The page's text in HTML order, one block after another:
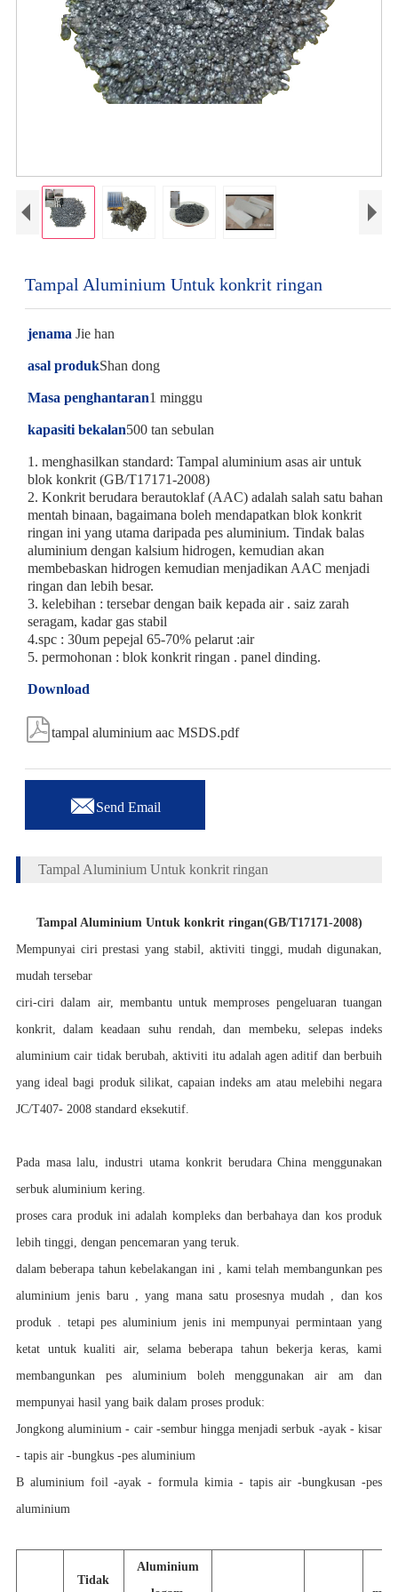
Tampal Aluminium Untuk konkrit ringan
jenama Jie han
asal produkShan dong
Masa penghantaran1 minggu
kapasiti bekalan500 tan sebulan
1. menghasilkan standard: Tampal aluminium asas air untuk
blok konkrit (GB/T17171-2008)
2. Konkrit berudara berautoklaf (AAC) adalah salah satu bahan
mentah binaan, bagaimana boleh mendapatkan blok konkrit
ringan ini yang utama daripada pes aluminium. Tindak balas
aluminium dengan kalsium hidrogen, kemudian akan
membebaskan hidrogen kemudian menjadikan AAC menjadi
ringan dan lebih besar.
3. kelebihan : tersebar dengan baik kepada air . saiz zarah
seragam, kadar gas stabil
4.spc : 30um pepejal 65-70% pelarut :air
5. permohonan : blok konkrit ringan . panel dinding.
Download
tampal aluminium aac MSDS.pdf
Send Email
Tampal Aluminium Untuk konkrit ringan
Tampal Aluminium Untuk konkrit ringan(GB/T17171-2008)
Mempunyai ciri prestasi yang stabil, aktiviti tinggi, mudah digunakan,
mudah tersebar
ciri-ciri dalam air, membantu untuk memproses pengeluaran tuangan
konkrit, dalam keadaan suhu rendah, dan membeku, selepas indeks
aluminium cair tidak berubah, aktiviti itu adalah agen aditif dan berbuih
yang ideal bagi produk silikat, capaian indeks am atau melebihi negara
JC/T407- 2008 standard eksekutif.
Pada masa lalu, industri utama konkrit berudara China menggunakan
serbuk aluminium kering.
proses cara produk ini adalah kompleks dan berbahaya dan kos produk
lebih tinggi, dengan pencemaran yang teruk.
dalam beberapa tahun kebelakangan ini , kami telah membangunkan pes
aluminium jenis baru , yang mana satu prosesnya mudah , dan kos
produk . tetapi pes aluminium jenis ini mempunyai permintaan yang
ketat untuk kualiti air, selama beberapa tahun bekerja keras, kami
membangunkan pes aluminium boleh menggunakan air am dan
mempunyai hasil yang baik dalam proses produk:
Jongkong aluminium - cair -sembur hingga menjadi serbuk -ayak - kisar
- tapis air -bungkus -pes aluminium
B aluminium foil -ayak - formula kimia - tapis air -bungkusan -pes
aluminium
Tidak
Aluminium